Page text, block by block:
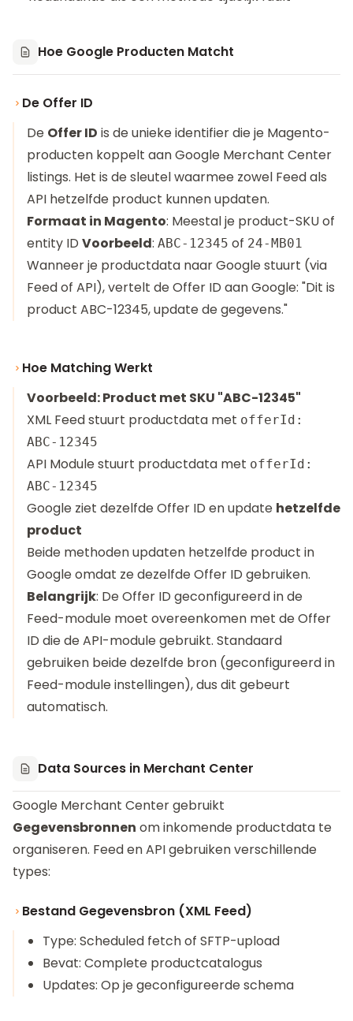
Hoe Google Producten Matcht
De Offer ID
De Offer ID is de unieke identifier die je Magento-
producten koppelt aan Google Merchant Center
listings. Het is de sleutel waarmee zowel Feed als
API hetzelfde product kunnen updaten.
Formaat in Magento: Meestal je product-SKU of
entity ID Voorbeeld: ABC-12345 of 24-MB01
Wanneer je productdata naar Google stuurt (via
Feed of API), vertelt de Offer ID aan Google: "Dit is
product ABC-12345, update de gegevens."
Hoe Matching Werkt
Voorbeeld: Product met SKU "ABC-12345"
XML Feed stuurt productdata met offerId:
ABC-12345
API Module stuurt productdata met offerId:
ABC-12345
Google ziet dezelfde Offer ID en update hetzelfde
product
Beide methoden updaten hetzelfde product in
Google omdat ze dezelfde Offer ID gebruiken.
Belangrijk: De Offer ID geconfigureerd in de
Feed-module moet overeenkomen met de Offer
ID die de API-module gebruikt. Standaard
gebruiken beide dezelfde bron (geconfigureerd in
Feed-module instellingen), dus dit gebeurt
automatisch.
Data Sources in Merchant Center
Google Merchant Center gebruikt
Gegevensbronnen om inkomende productdata te
organiseren. Feed en API gebruiken verschillende
types:
Bestand Gegevensbron (XML Feed)
Type: Scheduled fetch of SFTP-upload
Bevat: Complete productcatalogus
Updates: Op je geconfigureerde schema